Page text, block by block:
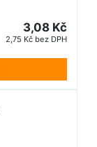
3,08 Kč
2,75 Kč bez DPH